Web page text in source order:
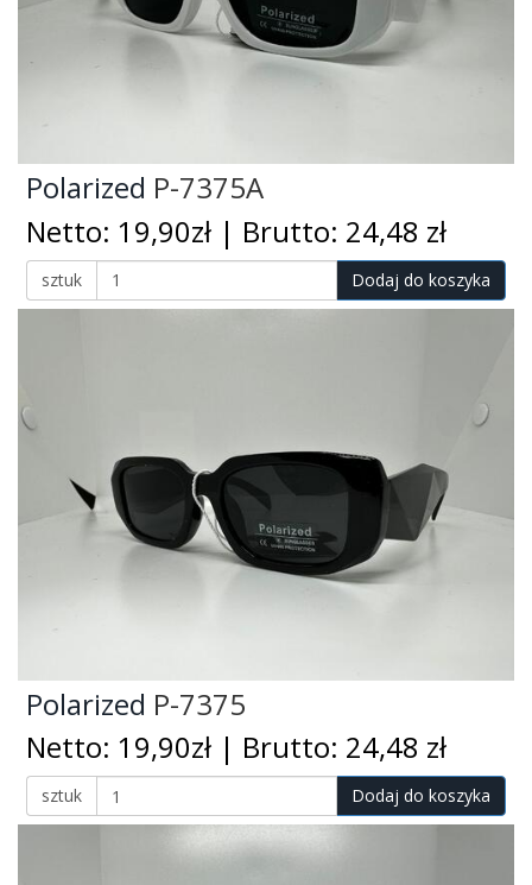
Polarized P-7375A
Netto: 19,90zł | Brutto: 24,48 zł
sztuk Dodaj do koszyka
Polarized P-7375
Netto: 19,90zł | Brutto: 24,48 zł
sztuk Dodaj do koszyka